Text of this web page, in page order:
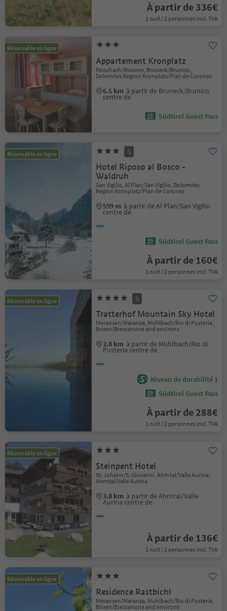
À partir de 336€
1 nuit / 2 personnes incl. TVA
Réservable en ligne
Appartement Kronplatz
Reischach/Riscone, Bruneck/Brunico,
Dolomites Region Kronplatz/Plan de Corones
6.5 km à partir de Bruneck/Brunico
centre de
Südtirol Guest Pass
Réservable en ligne S
Hotel Riposo al Bosco -
Waldruh
San Vigilio, Al Plan/San Vigilio, Dolomites
Region Kronplatz/Plan de Corones
599 m à partir de Al Plan/San Vigilio
centre de
Südtirol Guest Pass
À partir de 160€
1 nuit / 2 personnes incl. TVA
Réservable en ligne S
Tratterhof Mountain Sky Hotel
Meransen/Maranza, Mühlbach/Rio di Pusteria,
Brixen/Bressanone and environs
2.8 km à partir de Mühlbach/Rio di
Pusteria centre de
Niveau de durabilité 1
Südtirol Guest Pass
À partir de 288€
1 nuit / 2 personnes incl. TVA
Réservable en ligne
Steinpent Hotel
St. Johann/S. Giovanni, Ahrntal/Valle Aurina,
Ahrntal/Valle Aurina
3.8 km à partir de Ahrntal/Valle
Aurina centre de
À partir de 136€
1 nuit / 2 personnes incl. TVA
Réservable en ligne
Residence Rastbichl
Meransen/Maranza, Mühlbach/Rio di Pusteria,
Brixen/Bressanone and environs